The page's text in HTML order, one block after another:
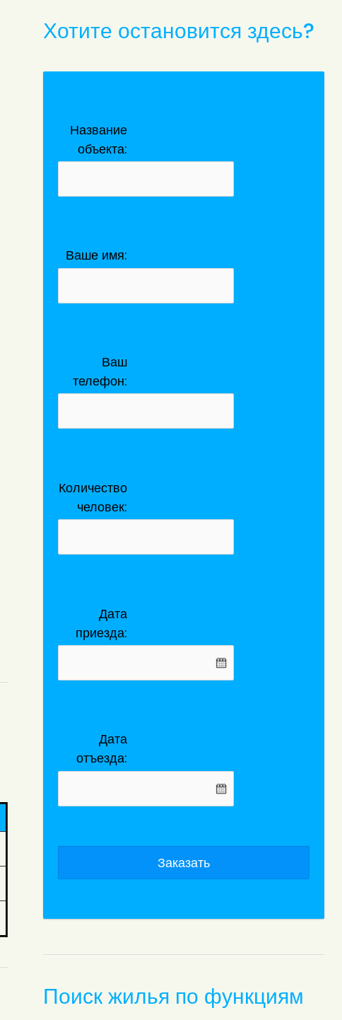
Хотите остановится здесь?
Название
объекта:
Ваше имя:
Ваш
телефон:
Количество
человек:
Дата
приезда:
Дата
отъезда:
Заказать
Поиск жилья по функциям